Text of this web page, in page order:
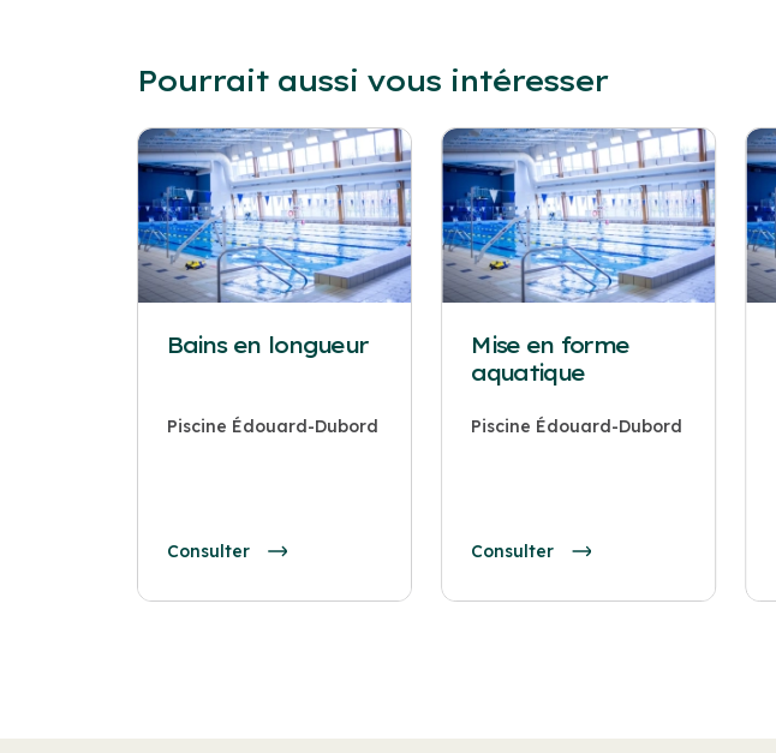
Pourrait aussi vous intéresser
Bains en longueur
Piscine Édouard-Dubord
Consulter
Mise en forme
aquatique
Piscine Édouard-Dubord
Consulter